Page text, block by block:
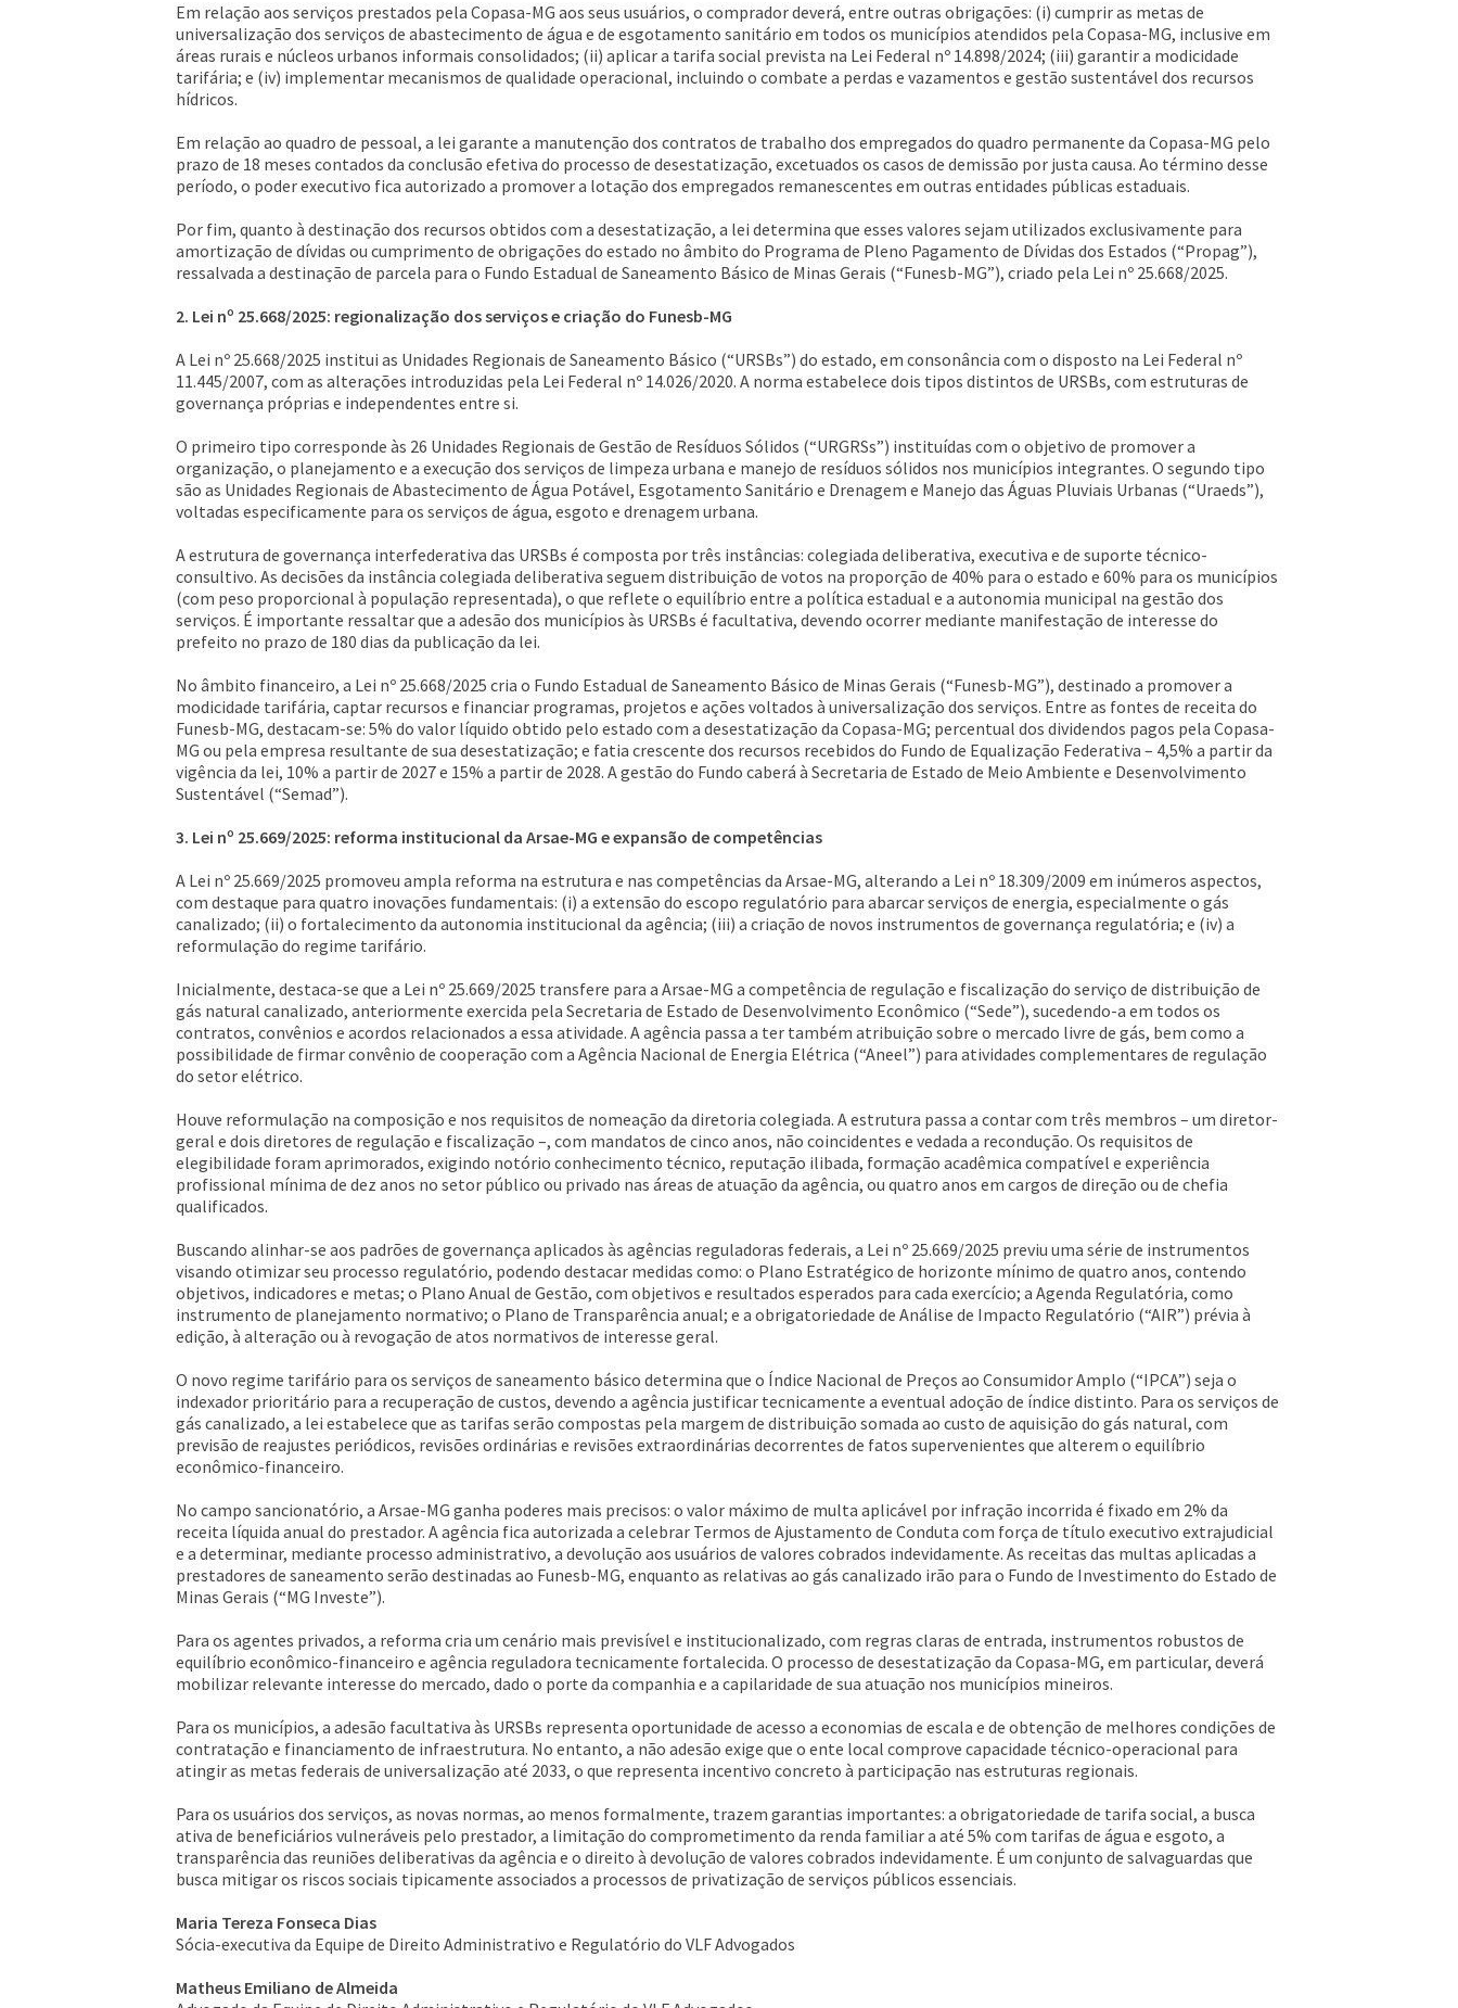
Em relação aos serviços prestados pela Copasa-MG aos seus usuários, o comprador deverá, entre outras obrigações: (i) cumprir as metas de
universalização dos serviços de abastecimento de água e de esgotamento sanitário em todos os municípios atendidos pela Copasa-MG, inclusive em
áreas rurais e núcleos urbanos informais consolidados; (ii) aplicar a tarifa social prevista na Lei Federal nº 14.898/2024; (iii) garantir a modicidade
tarifária; e (iv) implementar mecanismos de qualidade operacional, incluindo o combate a perdas e vazamentos e gestão sustentável dos recursos
hídricos.
Em relação ao quadro de pessoal, a lei garante a manutenção dos contratos de trabalho dos empregados do quadro permanente da Copasa-MG pelo
prazo de 18 meses contados da conclusão efetiva do processo de desestatização, excetuados os casos de demissão por justa causa. Ao término desse
período, o poder executivo fica autorizado a promover a lotação dos empregados remanescentes em outras entidades públicas estaduais.
Por fim, quanto à destinação dos recursos obtidos com a desestatização, a lei determina que esses valores sejam utilizados exclusivamente para
amortização de dívidas ou cumprimento de obrigações do estado no âmbito do Programa de Pleno Pagamento de Dívidas dos Estados (“Propag”),
ressalvada a destinação de parcela para o Fundo Estadual de Saneamento Básico de Minas Gerais (“Funesb-MG”), criado pela Lei nº 25.668/2025.
2. Lei nº 25.668/2025: regionalização dos serviços e criação do Funesb-MG
A Lei nº 25.668/2025 institui as Unidades Regionais de Saneamento Básico (“URSBs”) do estado, em consonância com o disposto na Lei Federal nº
11.445/2007, com as alterações introduzidas pela Lei Federal nº 14.026/2020. A norma estabelece dois tipos distintos de URSBs, com estruturas de
governança próprias e independentes entre si.
O primeiro tipo corresponde às 26 Unidades Regionais de Gestão de Resíduos Sólidos (“URGRSs”) instituídas com o objetivo de promover a
organização, o planejamento e a execução dos serviços de limpeza urbana e manejo de resíduos sólidos nos municípios integrantes. O segundo tipo
são as Unidades Regionais de Abastecimento de Água Potável, Esgotamento Sanitário e Drenagem e Manejo das Águas Pluviais Urbanas (“Uraeds”),
voltadas especificamente para os serviços de água, esgoto e drenagem urbana.
A estrutura de governança interfederativa das URSBs é composta por três instâncias: colegiada deliberativa, executiva e de suporte técnico-
consultivo. As decisões da instância colegiada deliberativa seguem distribuição de votos na proporção de 40% para o estado e 60% para os municípios
(com peso proporcional à população representada), o que reflete o equilíbrio entre a política estadual e a autonomia municipal na gestão dos
serviços. É importante ressaltar que a adesão dos municípios às URSBs é facultativa, devendo ocorrer mediante manifestação de interesse do
prefeito no prazo de 180 dias da publicação da lei.
No âmbito financeiro, a Lei nº 25.668/2025 cria o Fundo Estadual de Saneamento Básico de Minas Gerais (“Funesb-MG”), destinado a promover a
modicidade tarifária, captar recursos e financiar programas, projetos e ações voltados à universalização dos serviços. Entre as fontes de receita do
Funesb-MG, destacam-se: 5% do valor líquido obtido pelo estado com a desestatização da Copasa-MG; percentual dos dividendos pagos pela Copasa-
MG ou pela empresa resultante de sua desestatização; e fatia crescente dos recursos recebidos do Fundo de Equalização Federativa – 4,5% a partir da
vigência da lei, 10% a partir de 2027 e 15% a partir de 2028. A gestão do Fundo caberá à Secretaria de Estado de Meio Ambiente e Desenvolvimento
Sustentável (“Semad”).
3. Lei nº 25.669/2025: reforma institucional da Arsae-MG e expansão de competências
A Lei nº 25.669/2025 promoveu ampla reforma na estrutura e nas competências da Arsae-MG, alterando a Lei nº 18.309/2009 em inúmeros aspectos,
com destaque para quatro inovações fundamentais: (i) a extensão do escopo regulatório para abarcar serviços de energia, especialmente o gás
canalizado; (ii) o fortalecimento da autonomia institucional da agência; (iii) a criação de novos instrumentos de governança regulatória; e (iv) a
reformulação do regime tarifário.
Inicialmente, destaca-se que a Lei nº 25.669/2025 transfere para a Arsae-MG a competência de regulação e fiscalização do serviço de distribuição de
gás natural canalizado, anteriormente exercida pela Secretaria de Estado de Desenvolvimento Econômico (“Sede”), sucedendo-a em todos os
contratos, convênios e acordos relacionados a essa atividade. A agência passa a ter também atribuição sobre o mercado livre de gás, bem como a
possibilidade de firmar convênio de cooperação com a Agência Nacional de Energia Elétrica (“Aneel”) para atividades complementares de regulação
do setor elétrico.
Houve reformulação na composição e nos requisitos de nomeação da diretoria colegiada. A estrutura passa a contar com três membros – um diretor-
geral e dois diretores de regulação e fiscalização –, com mandatos de cinco anos, não coincidentes e vedada a recondução. Os requisitos de
elegibilidade foram aprimorados, exigindo notório conhecimento técnico, reputação ilibada, formação acadêmica compatível e experiência
profissional mínima de dez anos no setor público ou privado nas áreas de atuação da agência, ou quatro anos em cargos de direção ou de chefia
qualificados.
Buscando alinhar-se aos padrões de governança aplicados às agências reguladoras federais, a Lei nº 25.669/2025 previu uma série de instrumentos
visando otimizar seu processo regulatório, podendo destacar medidas como: o Plano Estratégico de horizonte mínimo de quatro anos, contendo
objetivos, indicadores e metas; o Plano Anual de Gestão, com objetivos e resultados esperados para cada exercício; a Agenda Regulatória, como
instrumento de planejamento normativo; o Plano de Transparência anual; e a obrigatoriedade de Análise de Impacto Regulatório (“AIR”) prévia à
edição, à alteração ou à revogação de atos normativos de interesse geral.
O novo regime tarifário para os serviços de saneamento básico determina que o Índice Nacional de Preços ao Consumidor Amplo (“IPCA”) seja o
indexador prioritário para a recuperação de custos, devendo a agência justificar tecnicamente a eventual adoção de índice distinto. Para os serviços de
gás canalizado, a lei estabelece que as tarifas serão compostas pela margem de distribuição somada ao custo de aquisição do gás natural, com
previsão de reajustes periódicos, revisões ordinárias e revisões extraordinárias decorrentes de fatos supervenientes que alterem o equilíbrio
econômico-financeiro.
No campo sancionatório, a Arsae-MG ganha poderes mais precisos: o valor máximo de multa aplicável por infração incorrida é fixado em 2% da
receita líquida anual do prestador. A agência fica autorizada a celebrar Termos de Ajustamento de Conduta com força de título executivo extrajudicial
e a determinar, mediante processo administrativo, a devolução aos usuários de valores cobrados indevidamente. As receitas das multas aplicadas a
prestadores de saneamento serão destinadas ao Funesb-MG, enquanto as relativas ao gás canalizado irão para o Fundo de Investimento do Estado de
Minas Gerais (“MG Investe”).
Para os agentes privados, a reforma cria um cenário mais previsível e institucionalizado, com regras claras de entrada, instrumentos robustos de
equilíbrio econômico-financeiro e agência reguladora tecnicamente fortalecida. O processo de desestatização da Copasa-MG, em particular, deverá
mobilizar relevante interesse do mercado, dado o porte da companhia e a capilaridade de sua atuação nos municípios mineiros.
Para os municípios, a adesão facultativa às URSBs representa oportunidade de acesso a economias de escala e de obtenção de melhores condições de
contratação e financiamento de infraestrutura. No entanto, a não adesão exige que o ente local comprove capacidade técnico-operacional para
atingir as metas federais de universalização até 2033, o que representa incentivo concreto à participação nas estruturas regionais.
Para os usuários dos serviços, as novas normas, ao menos formalmente, trazem garantias importantes: a obrigatoriedade de tarifa social, a busca
ativa de beneficiários vulneráveis pelo prestador, a limitação do comprometimento da renda familiar a até 5% com tarifas de água e esgoto, a
transparência das reuniões deliberativas da agência e o direito à devolução de valores cobrados indevidamente. É um conjunto de salvaguardas que
busca mitigar os riscos sociais tipicamente associados a processos de privatização de serviços públicos essenciais.
Maria Tereza Fonseca Dias
Sócia-executiva da Equipe de Direito Administrativo e Regulatório do VLF Advogados
Matheus Emiliano de Almeida